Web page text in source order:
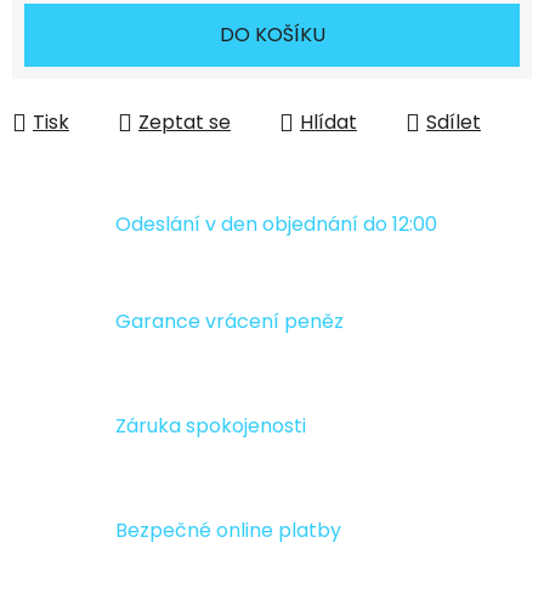
DO KOŠÍKU
Tisk Zeptat se Hlídat Sdílet
Odeslání v den objednání do 12:00
Garance vrácení peněz
Záruka spokojenosti
Bezpečné online platby